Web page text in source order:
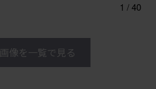
1 /40
画像を一覧で見る